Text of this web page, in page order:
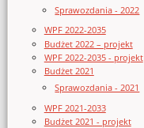
Sprawozdania - 2022
WPF 2022-2035
Budżet 2022 – projekt
WPF 2022-2035 - projekt
Budżet 2021
Sprawozdania - 2021
WPF 2021-2033
Budżet 2021 - projekt